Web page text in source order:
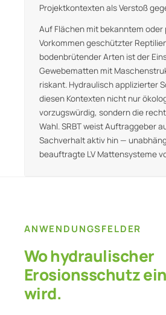
Projektkontexten als Verstoß
Auf Flächen mit bekanntem oder
Vorkommen geschützter
bodenbrütender Arten ist der
Gewebematten mit
riskant. Hydraulisch applizierter
diesen Kontexten nicht nur
vorzugswürdig, sondern die
Wahl. SRBT weist Auftraggeber
Sachverhalt aktiv hin —
beauftragte LV Mattensysteme
ANWENDUNGSFELDER
Wo hydraulischer
Erosionsschutz
wird.